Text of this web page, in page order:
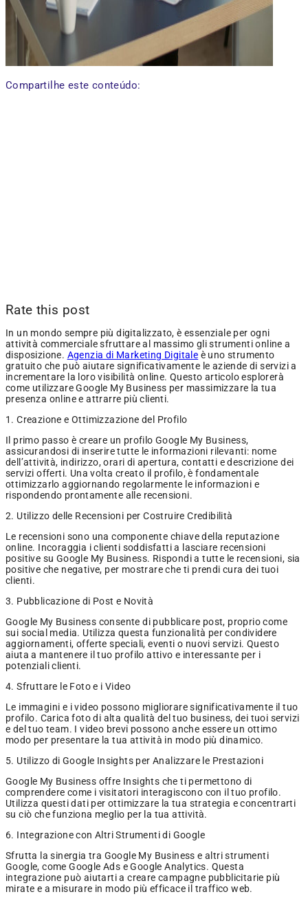
Compartilhe este conteúdo:
Rate this post
In un mondo sempre più digitalizzato, è essenziale per ogni
attività commerciale sfruttare al massimo gli strumenti online a
disposizione. Agenzia di Marketing Digitale è uno strumento
gratuito che può aiutare significativamente le aziende di servizi a
incrementare la loro visibilità online. Questo articolo esplorerà
come utilizzare Google My Business per massimizzare la tua
presenza online e attrarre più clienti.
1. Creazione e Ottimizzazione del Profilo
Il primo passo è creare un profilo Google My Business,
assicurandosi di inserire tutte le informazioni rilevanti: nome
dell’attività, indirizzo, orari di apertura, contatti e descrizione dei
servizi offerti. Una volta creato il profilo, è fondamentale
ottimizzarlo aggiornando regolarmente le informazioni e
rispondendo prontamente alle recensioni.
2. Utilizzo delle Recensioni per Costruire Credibilità
Le recensioni sono una componente chiave della reputazione
online. Incoraggia i clienti soddisfatti a lasciare recensioni
positive su Google My Business. Rispondi a tutte le recensioni, sia
positive che negative, per mostrare che ti prendi cura dei tuoi
clienti.
3. Pubblicazione di Post e Novità
Google My Business consente di pubblicare post, proprio come
sui social media. Utilizza questa funzionalità per condividere
aggiornamenti, offerte speciali, eventi o nuovi servizi. Questo
aiuta a mantenere il tuo profilo attivo e interessante per i
potenziali clienti.
4. Sfruttare le Foto e i Video
Le immagini e i video possono migliorare significativamente il tuo
profilo. Carica foto di alta qualità del tuo business, dei tuoi servizi
e del tuo team. I video brevi possono anche essere un ottimo
modo per presentare la tua attività in modo più dinamico.
5. Utilizzo di Google Insights per Analizzare le Prestazioni
Google My Business offre Insights che ti permettono di
comprendere come i visitatori interagiscono con il tuo profilo.
Utilizza questi dati per ottimizzare la tua strategia e concentrarti
su ciò che funziona meglio per la tua attività.
6. Integrazione con Altri Strumenti di Google
Sfrutta la sinergia tra Google My Business e altri strumenti
Google, come Google Ads e Google Analytics. Questa
integrazione può aiutarti a creare campagne pubblicitarie più
mirate e a misurare in modo più efficace il traffico web.